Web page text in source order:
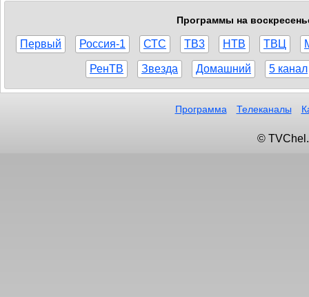
Программы на
Первый Россия-1 СТС ТВ3 НТВ ТВЦ
РенТВ Звезда Домашний 5 канал
Программа Телеканалы
©